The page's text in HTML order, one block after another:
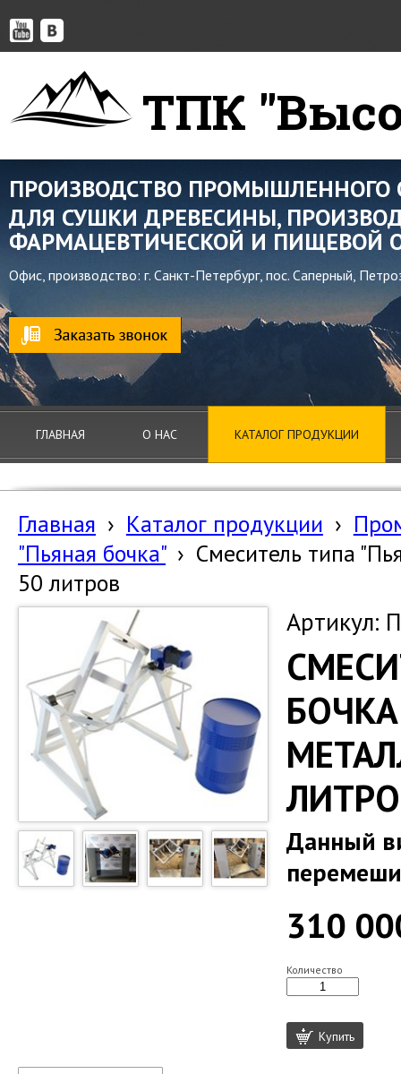
ТПК
ПРОИЗВОДСТВО ПРОМЫШЛЕННОГО
Офис, производство: г. Санкт-Петербург, пос. Саперный,
ДЛЯ СУШКИ ДРЕВЕСИНЫ,
ФАРМАЦЕВТИЧЕСКОЙ И ПИЩЕВОЙ
ГЛАВНАЯ О НАС КАТАЛОГ ПРОДУКЦИИ
Главная › Каталог продукции ›
"Пьяная бочка" › Смеситель типа
50 литров
Артикул:
Данный
310
Количество
Купить